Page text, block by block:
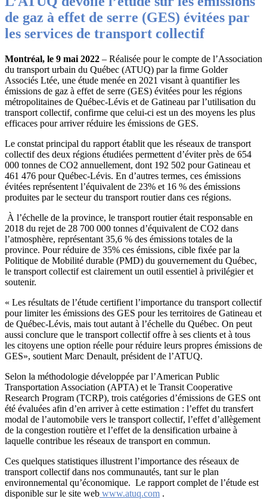
de gaz à effet de serre (GES) évitées par
les services de transport collectif
Montréal, le 9 mai 2022 – Réalisée pour le compte de l’Association
du transport urbain du Québec (ATUQ) par la firme Golder
Associés Ltée, une étude menée en 2021 visant à quantifier les
émissions de gaz à effet de serre (GES) évitées pour les régions
métropolitaines de Québec-Lévis et de Gatineau par l’utilisation du
transport collectif, confirme que celui-ci est un des moyens les plus
efficaces pour arriver réduire les émissions de GES.
Le constat principal du rapport établit que les réseaux de transport
collectif des deux régions étudiées permettent d’éviter près de 654
000 tonnes de CO2 annuellement, dont 192 502 pour Gatineau et
461 476 pour Québec-Lévis. En d’autres termes, ces émissions
évitées représentent l’équivalent de 23% et 16 % des émissions
produites par le secteur du transport routier dans ces régions.
À l’échelle de la province, le transport routier était responsable en
2018 du rejet de 28 700 000 tonnes d’équivalent de CO2 dans
l’atmosphère, représentant 35,6 % des émissions totales de la
province. Pour réduire de 35% ces émissions, cible fixée par la
Politique de Mobilité durable (PMD) du gouvernement du Québec,
le transport collectif est clairement un outil essentiel à privilégier et
soutenir.
« Les résultats de l’étude certifient l’importance du transport collectif
pour limiter les émissions des GES pour les territoires de Gatineau et
de Québec-Lévis, mais tout autant à l’échelle du Québec. On peut
aussi conclure que le transport collectif offre à ses clients et à tous
les citoyens une option réelle pour réduire leurs propres émissions de
GES», soutient Marc Denault, président de l’ATUQ.
Selon la méthodologie développée par l’American Public
Transportation Association (APTA) et le Transit Cooperative
Research Program (TCRP), trois catégories d’émissions de GES ont
été évaluées afin d’en arriver à cette estimation : l’effet du transfert
modal de l’automobile vers le transport collectif, l’effet d’allègement
de la congestion routière et l’effet de la densification urbaine à
laquelle contribue les réseaux de transport en commun.
Ces quelques statistiques illustrent l’importance des réseaux de
transport collectif dans nos communautés, tant sur le plan
environnemental qu’économique. Le rapport complet de l’étude est
disponible sur le site web www.atuq.com .